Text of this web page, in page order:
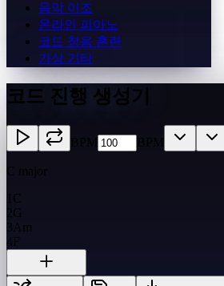
음악 이조
온라인 피아노
코드 청음 훈련
가상 기타
코드 진행 생성기
C major
1 C
2G
3 Am
4F